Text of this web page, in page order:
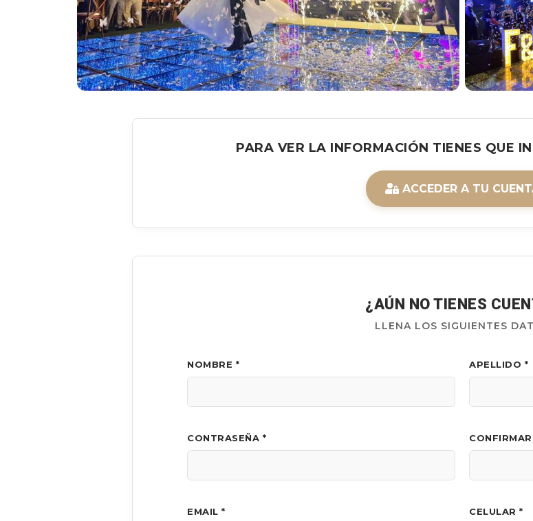
PARA VER LA INFORMACIÓN TIENES QUE
ACCEDER A TU
¿AÚN NO TIENES
LLENA LOS SIGUIENTES
NOMBRE * APELLIDO *
CONTRASEÑA *
EMAIL * CELULAR *